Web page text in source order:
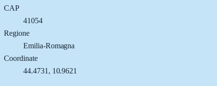
CAP
41054
Regione
Emilia-Romagna
Coordinate
44.4731 , 10.9621